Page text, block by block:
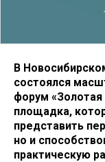
В
состоялся
форум «Золотая
площадка,
представить
но и
практическую